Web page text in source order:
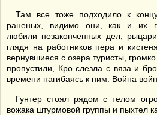
Там все тоже подходило к
раненых, видимо они, как и их
любили незаконченных дел,
глядя на работников пера и
вернувшиеся с озера туристы,
пропустили, Кро слезла с вяза и
времени нагибаясь к ним. Война
Гунтер стоял рядом с телом
вожака штурмовой группы и пыхтел